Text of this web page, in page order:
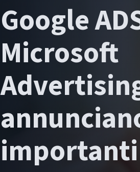
Google
Microsoft